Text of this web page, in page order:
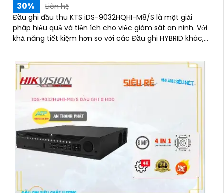
30%
Liên hệ
Đầu ghi đầu thu KTS iDS-9032HQHI-M8/S là một giải
pháp hiệu quả và tiện ích cho việc giám sát an ninh. Với
khả năng tiết kiệm hơn so với các Đầu ghi HYBRID khác,...